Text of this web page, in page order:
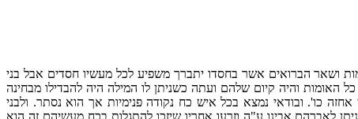
ושאר הברואים אשר בחסדו יתברך משפיע לכל מעשיו חסדים אבל בני
האומות והיה קיום שלהם ועתה כשניתן לו המילה היה להבדילו מבחינה
כו'. ובודאי נמצא בכל איש כח נקודה פנימיות אך הוא נסתר. ולבני